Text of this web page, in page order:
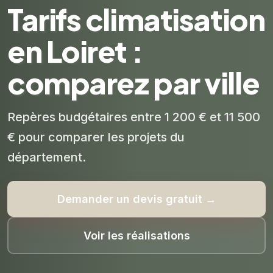
Tarifs climatisation
en Loiret :
comparez par ville
Repères budgétaires entre 1 200 € et 11 500
€ pour comparer les projets du
département.
Demander un devis gratuit →
Voir les réalisations